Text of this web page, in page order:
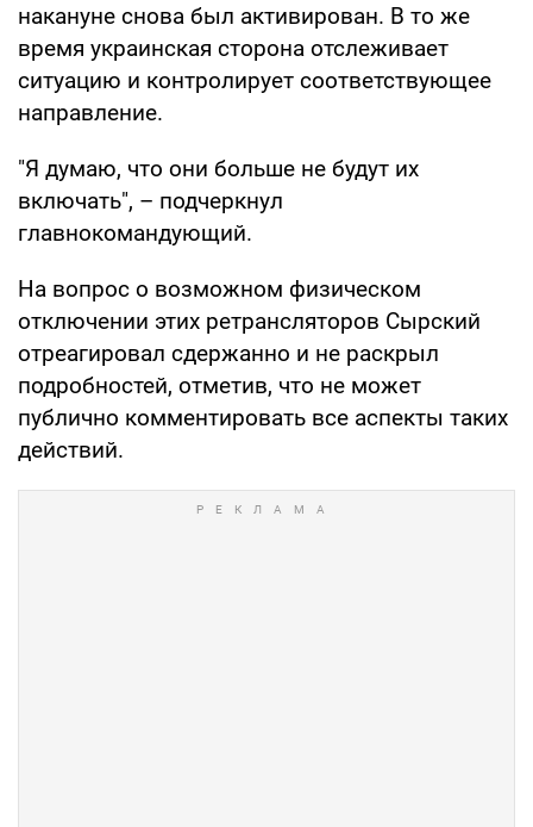
накануне снова был активирован. В то же
время украинская сторона отслеживает
ситуацию и контролирует соответствующее
направление.
"Я думаю, что они больше не будут их
включать", – подчеркнул
главнокомандующий.
На вопрос о возможном физическом
отключении этих ретрансляторов Сырский
отреагировал сдержанно и не раскрыл
подробностей, отметив, что не может
публично комментировать все аспекты таких
действий.